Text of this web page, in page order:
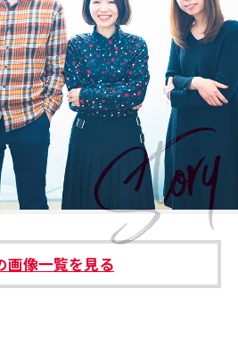
業界のちょっといい話
り組み #スタッフが語る
#リクルート
プライバシーポリシー
あたって Cookie Settings
画像一覧を見る